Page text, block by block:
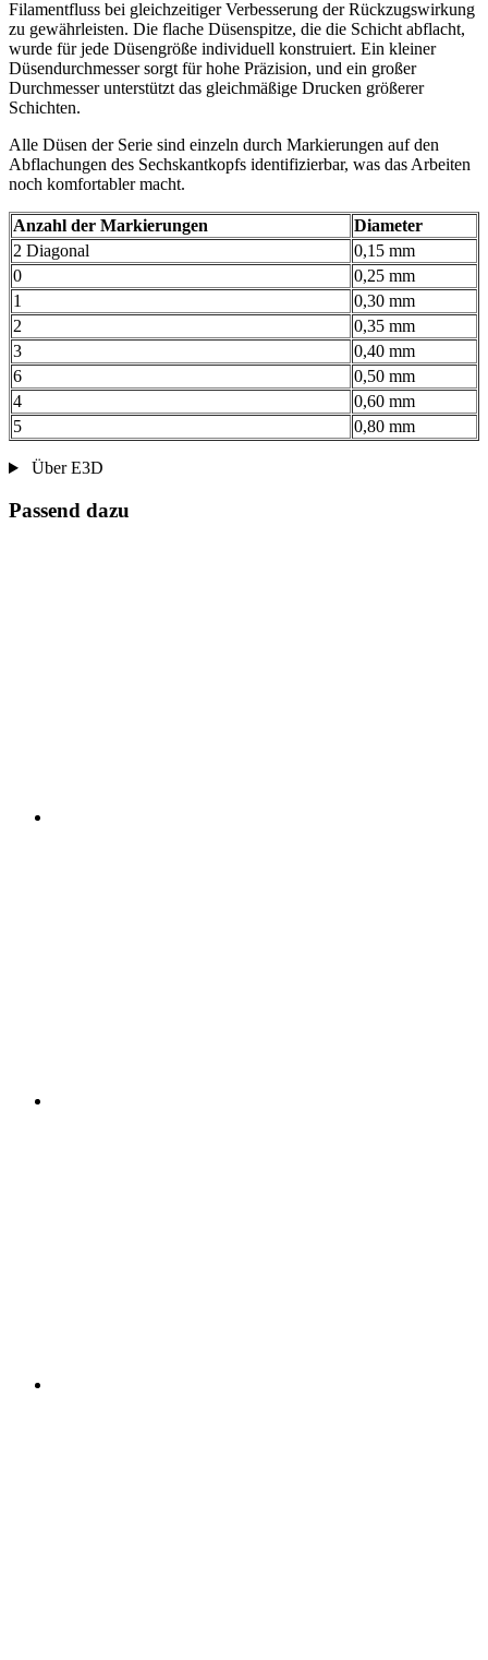
Filamentfluss bei gleichzeitiger Verbesserung der Rückzugswirkung
zu gewährleisten. Die flache Düsenspitze, die die Schicht abflacht,
wurde für jede Düsengröße individuell konstruiert. Ein kleiner
Düsendurchmesser sorgt für hohe Präzision, und ein großer
Durchmesser unterstützt das gleichmäßige Drucken größerer
Schichten.
Alle Düsen der Serie sind einzeln durch Markierungen auf den
Abflachungen des Sechskantkopfs identifizierbar, was das Arbeiten
noch komfortabler macht.
Anzahl der Markierungen
Diameter
2 Diagonal
0,15 mm
0
0,25 mm
1
0,30 mm
2
0,35 mm
3
0,40 mm
6
0,50 mm
4
0,60 mm
5
0,80 mm
Über E3D
Passend dazu